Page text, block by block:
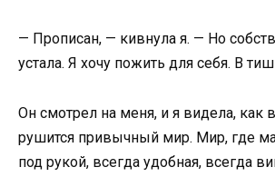
— Прописан, — кивнула я. — Но
устала. Я хочу пожить для себя. В
Он смотрел на меня, и я видела, как
рушится привычный мир. Мир, где
под рукой, всегда удобная, всегда